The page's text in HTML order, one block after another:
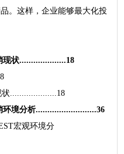
。这样，企业能够最大化投
现状....................18
状....................18
环境分析..........................36
宏观环境分